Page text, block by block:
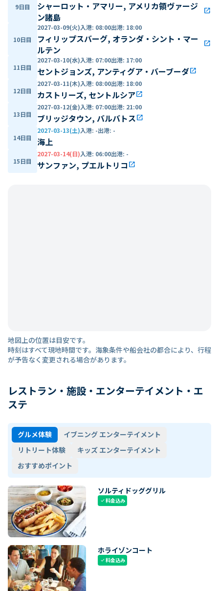
9日目
シャーロット・アマリー, アメリカ領ヴァージ
ン諸島
open_in_new
10日目
2027-03-09(火)入港: 08:00出港: 18:00
フィリップスバーグ, オランダ・シント・マー
ルテン
open_in_new
11日目
2027-03-10(水)入港: 07:00出港: 17:00
セントジョンズ, アンティグア・バーブーダopen_in_new
12日目
2027-03-11(木)入港: 08:00出港: 18:00
カストリーズ, セントルシアopen_in_new
13日目
2027-03-12(金)入港: 07:00出港: 21:00
ブリッジタウン, バルバトスopen_in_new
14日目
2027-03-13(土)入港: -出港: -
海上
15日目
2027-03-14(日)入港: 06:00出港: -
サンファン, プエルトリコ open_in_new
地図上の位置は目安です。
時刻はすべて現地時間です。海象条件や船会社の都合により、行程
が予告なく変更される場合があります。
レストラン・施設・エンターテイメント・エ
ステ
グルメ体験
イブニング エンターテイメント
リトリート体験
キッズ エンターテイメント
おすすめポイント
ソルティドッググリル
check料金込み
ホライゾンコート
check料金込み